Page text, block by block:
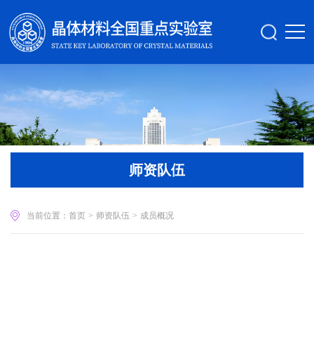
师资队伍
当前位置： 首页 > 师资队伍 > 成员概况